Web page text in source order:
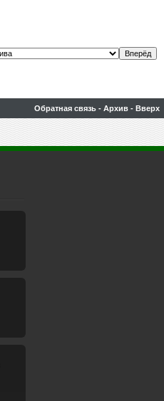
Обратная связь - Архив - Вверх